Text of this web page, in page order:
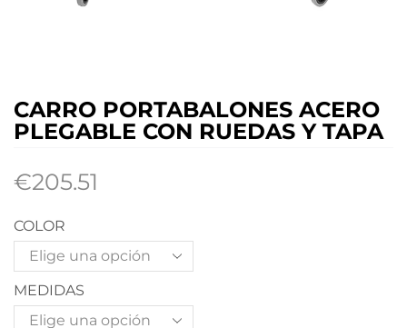
CARRO PORTABALONES ACERO
PLEGABLE CON RUEDAS Y TAPA
€205.51
COLOR
MEDIDAS